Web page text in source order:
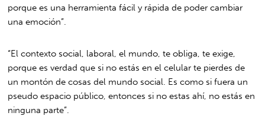
porque es una herramienta fácil y rápida de poder cambiar
una emoción”.
“El contexto social, laboral, el mundo, te obliga, te exige,
porque es verdad que si no estás en el celular te pierdes de
un montón de cosas del mundo social. Es como si fuera un
pseudo espacio público, entonces si no estas ahí, no estás en
ninguna parte”.